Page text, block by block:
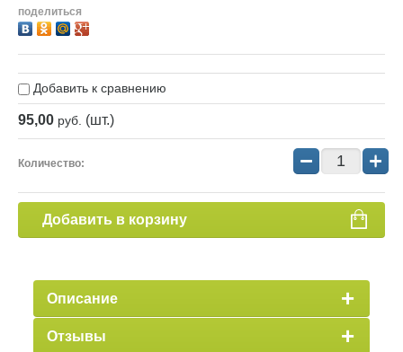
поделиться
Добавить к сравнению
95,00 руб. (шт.)
Количество: − +
Добавить в корзину
Описание
Отзывы